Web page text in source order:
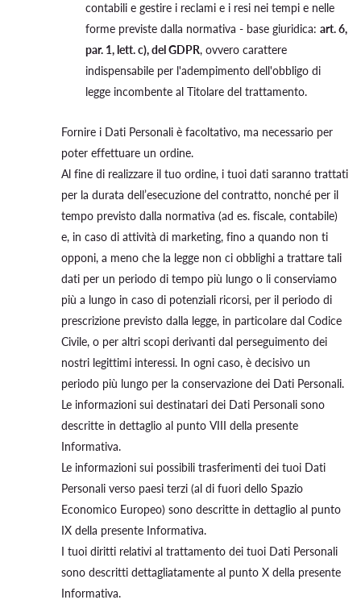
contabili e gestire i reclami e i resi nei tempi e nelle
forme previste dalla normativa - base giuridica: art. 6,
par. 1, lett. c), del GDPR, ovvero carattere
indispensabile per l'adempimento dell'obbligo di
legge incombente al Titolare del trattamento.
Fornire i Dati Personali è facoltativo, ma necessario per
poter effettuare un ordine.
Al fine di realizzare il tuo ordine, i tuoi dati saranno trattati
per la durata dell’esecuzione del contratto, nonché per il
tempo previsto dalla normativa (ad es. fiscale, contabile)
e, in caso di attività di marketing, fino a quando non ti
opponi, a meno che la legge non ci obblighi a trattare tali
dati per un periodo di tempo più lungo o li conserviamo
più a lungo in caso di potenziali ricorsi, per il periodo di
prescrizione previsto dalla legge, in particolare dal Codice
Civile, o per altri scopi derivanti dal perseguimento dei
nostri legittimi interessi. In ogni caso, è decisivo un
periodo più lungo per la conservazione dei Dati Personali.
Le informazioni sui destinatari dei Dati Personali sono
descritte in dettaglio al punto VIII della presente
Informativa.
Le informazioni sui possibili trasferimenti dei tuoi Dati
Personali verso paesi terzi (al di fuori dello Spazio
Economico Europeo) sono descritte in dettaglio al punto
IX della presente Informativa.
I tuoi diritti relativi al trattamento dei tuoi Dati Personali
sono descritti dettagliatamente al punto X della presente
Informativa.